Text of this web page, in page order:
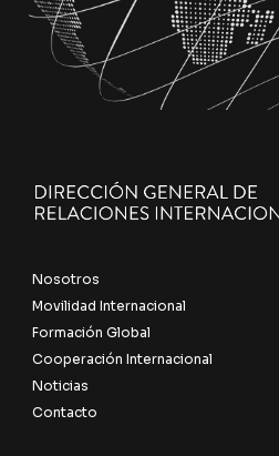
Nosotros
Movilidad Internacional
Formación Global
Cooperación Internacional
Noticias
Contacto